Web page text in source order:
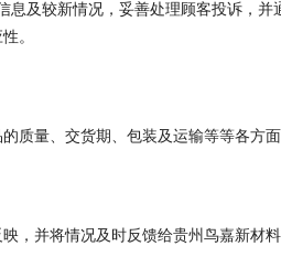
及较新情况，妥善处理顾客投诉，并
。
质量、交货期、包装及运输等等各方面
，并将情况及时反馈给贵州鸟嘉新材料